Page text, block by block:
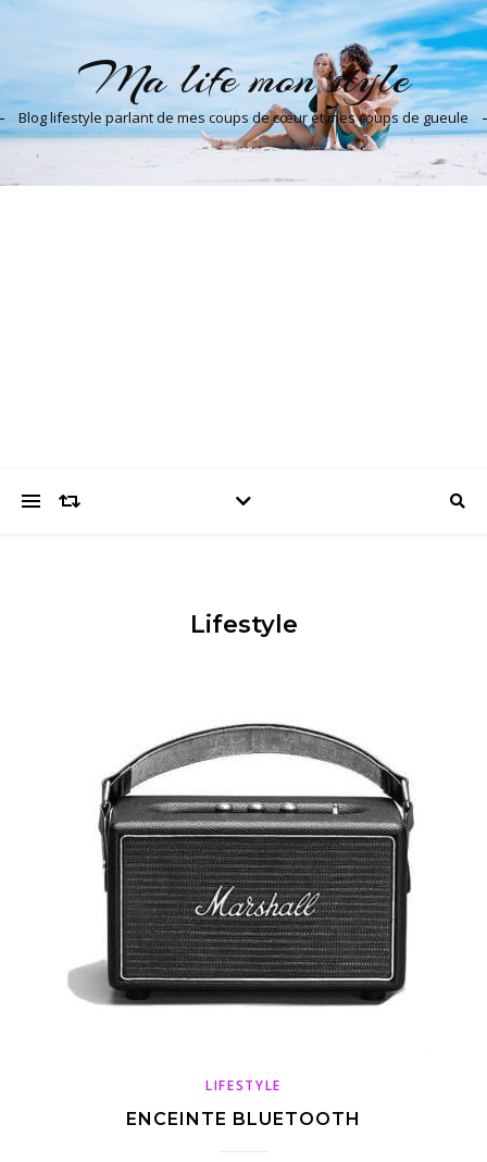
Ma life mon style
Blog lifestyle parlant de mes coups de cœur et mes coups de gueule
Lifestyle
LIFESTYLE
ENCEINTE BLUETOOTH